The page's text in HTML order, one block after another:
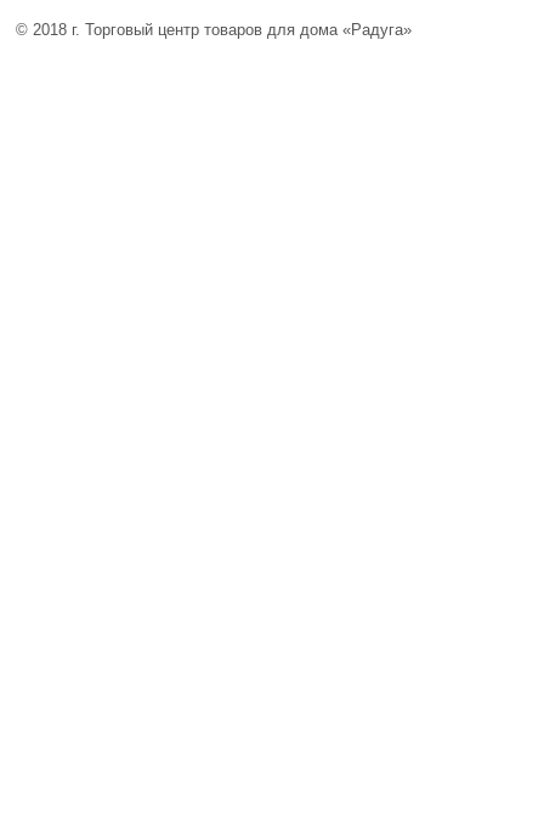
© 2018 г. Торговый центр товаров для дома «Радуга»